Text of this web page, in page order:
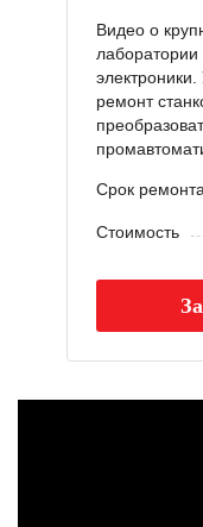
Видео о
ремонт
Срок ремонта
Стоимость